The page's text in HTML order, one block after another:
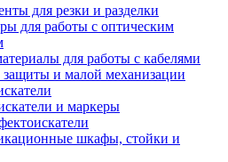
для резки и разделки
для работы с оптическим
для работы с кабелями
защиты и малой механизации
и маркеры